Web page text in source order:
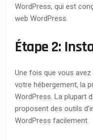
WordPress, qui est
web WordPress.
Étape 2:
Une fois que vous
votre hébergement, la
WordPress. La plupart
proposent des outils
WordPress facilement.